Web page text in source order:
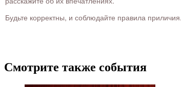
Будьте корректны, и соблюдайте правила приличия.
Смотрите также события